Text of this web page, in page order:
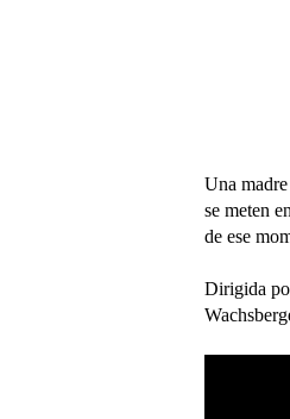
Una
se meten
de ese
Dirigida